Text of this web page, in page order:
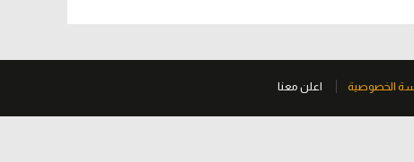
الخصوصية اعلن معنا